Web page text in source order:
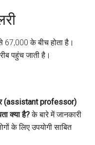
के बीच होता है।
पहुंच जाती है।
(assistant professor)
क्या है?के बारे में जानकारी
के लिए उपयोगी साबित